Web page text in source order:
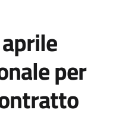
per